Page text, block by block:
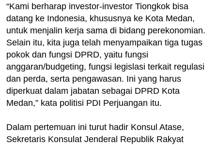
“Kami berharap investor-investor Tiongkok bisa
datang ke Indonesia, khususnya ke Kota Medan,
untuk menjalin kerja sama di bidang perekonomian.
Selain itu, kita juga telah menyampaikan tiga tugas
pokok dan fungsi DPRD, yaitu fungsi
anggaran/budgeting, fungsi legislasi terkait regulasi
dan perda, serta pengawasan. Ini yang harus
diperkuat dalam jabatan sebagai DPRD Kota
Medan,” kata politisi PDI Perjuangan itu.
Dalam pertemuan ini turut hadir Konsul Atase,
Sekretaris Konsulat Jenderal Republik Rakyat